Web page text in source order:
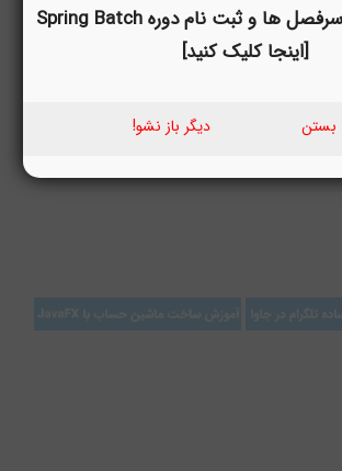
جهت مشاهده سرفصل ها و ثبت نام دوره Spring Batch
[اینجا کلیک کنید]
بستن دیگر باز نشو!